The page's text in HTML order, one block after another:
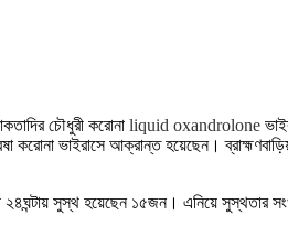
চৌধুরী করোনা liquid oxandrolone
করোনা ভাইরাসে আক্রান্ত হয়েছেন।
২৪ঘন্টায় সুস্থ হয়েছেন ১৫জন। এনিয়ে সুস্থতার